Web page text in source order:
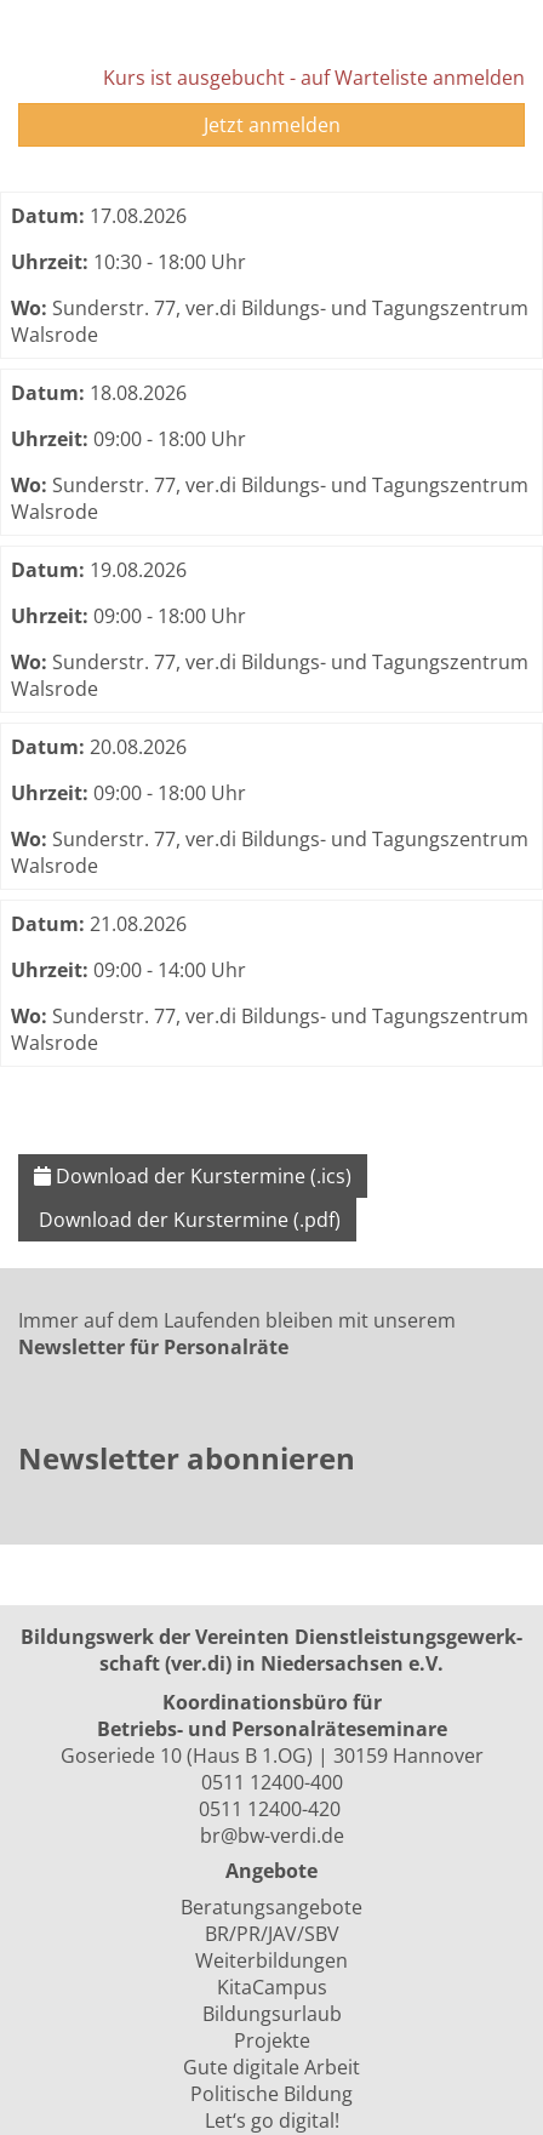
Kurs ist ausgebucht - auf Warteliste anmelden
Jetzt anmelden
Termine zum dieser Kurs
Datum: 17.08.2026
Uhrzeit: 10:30 - 18:00 Uhr
Wo: Sunderstr. 77, ver.di Bildungs- und Tagungszentrum
Walsrode
Datum: 18.08.2026
Uhrzeit: 09:00 - 18:00 Uhr
Wo: Sunderstr. 77, ver.di Bildungs- und Tagungszentrum
Walsrode
Datum: 19.08.2026
Uhrzeit: 09:00 - 18:00 Uhr
Wo: Sunderstr. 77, ver.di Bildungs- und Tagungszentrum
Walsrode
Datum: 20.08.2026
Uhrzeit: 09:00 - 18:00 Uhr
Wo: Sunderstr. 77, ver.di Bildungs- und Tagungszentrum
Walsrode
Datum: 21.08.2026
Uhrzeit: 09:00 - 14:00 Uhr
Wo: Sunderstr. 77, ver.di Bildungs- und Tagungszentrum
Walsrode
Download der Kurstermine (.ics)
Download der Kurstermine (.pdf)
Immer auf dem Laufenden bleiben mit unserem
Newsletter für Personalräte
Newsletter abonnieren
Bildungswerk der Vereinten Dienst­leis­tungs­ge­werk­
schaft (ver.di) in Niedersachsen e.V.
Koordinationsbüro für
Betriebs- und Personalräte­seminare
Goseriede 10 (Haus B 1.OG) | 30159 Hannover
0511 12400-400
0511 12400-420
br@bw-verdi.de
Angebote
Beratungsangebote
BR/PR/JAV/SBV
Weiterbildungen
KitaCampus
Bildungsurlaub
Projekte
Gute digitale Arbeit
Politische Bildung
Let‘s go digital!